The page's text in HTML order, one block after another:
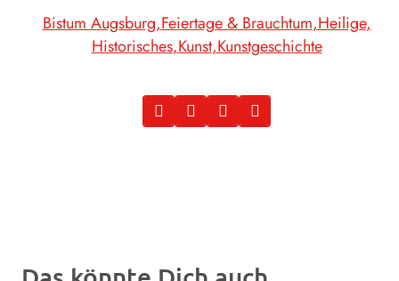
Bistum Augsburg Feiertage & Brauchtum Heilige
Historisches Kunst Kunstgeschichte